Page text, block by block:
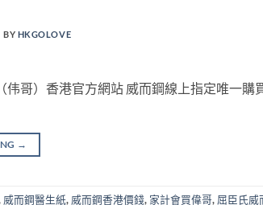
BY HKGOLOVE
哥）香港官方網站 威而鋼線上指定唯一購
→
威而鋼醫生紙, 威而鋼香港價錢, 家計會買偉哥, 屈臣氏威